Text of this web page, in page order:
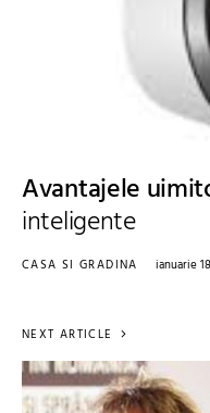
Avantajele
inteligente
CASA SI GRADINA ianuarie
NEXT ARTICLE